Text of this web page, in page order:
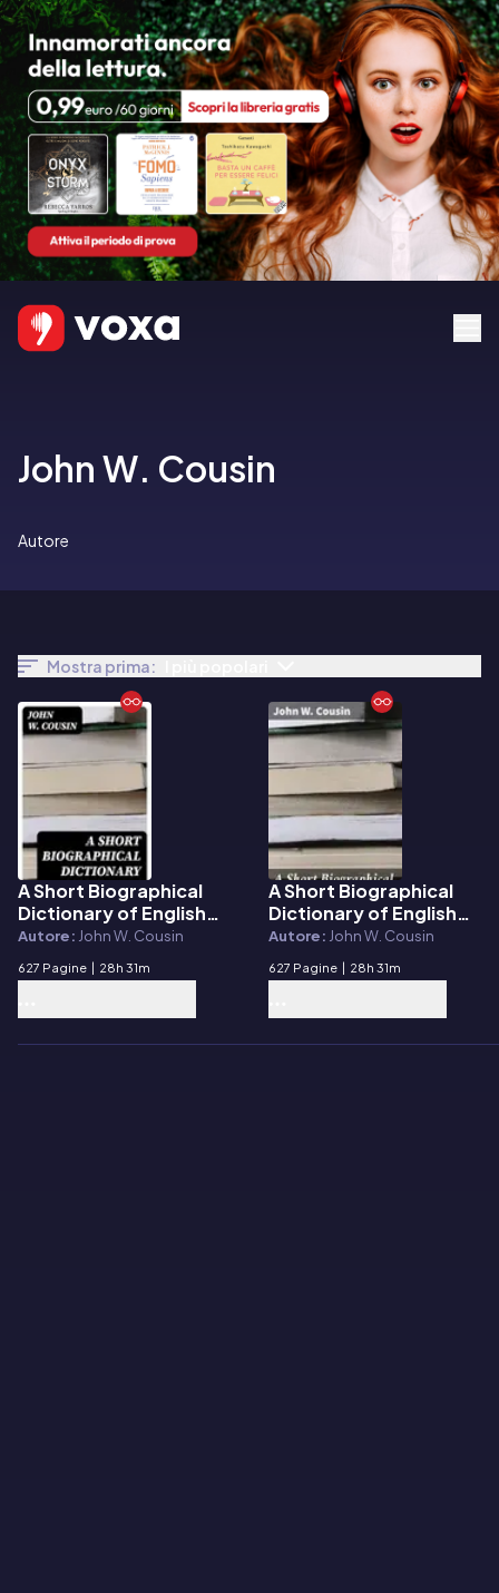
John W. Cousin
Autore
Mostra prima:
E-book
A Short Biographical
Dictionary of English
Literature
Autore: John W. Cousin
627 Pagine | 28h 31m
E-book
A Short Biographical
Dictionary of English
Literature
Autore: John W. Cousin
627 Pagine | 28h 31m